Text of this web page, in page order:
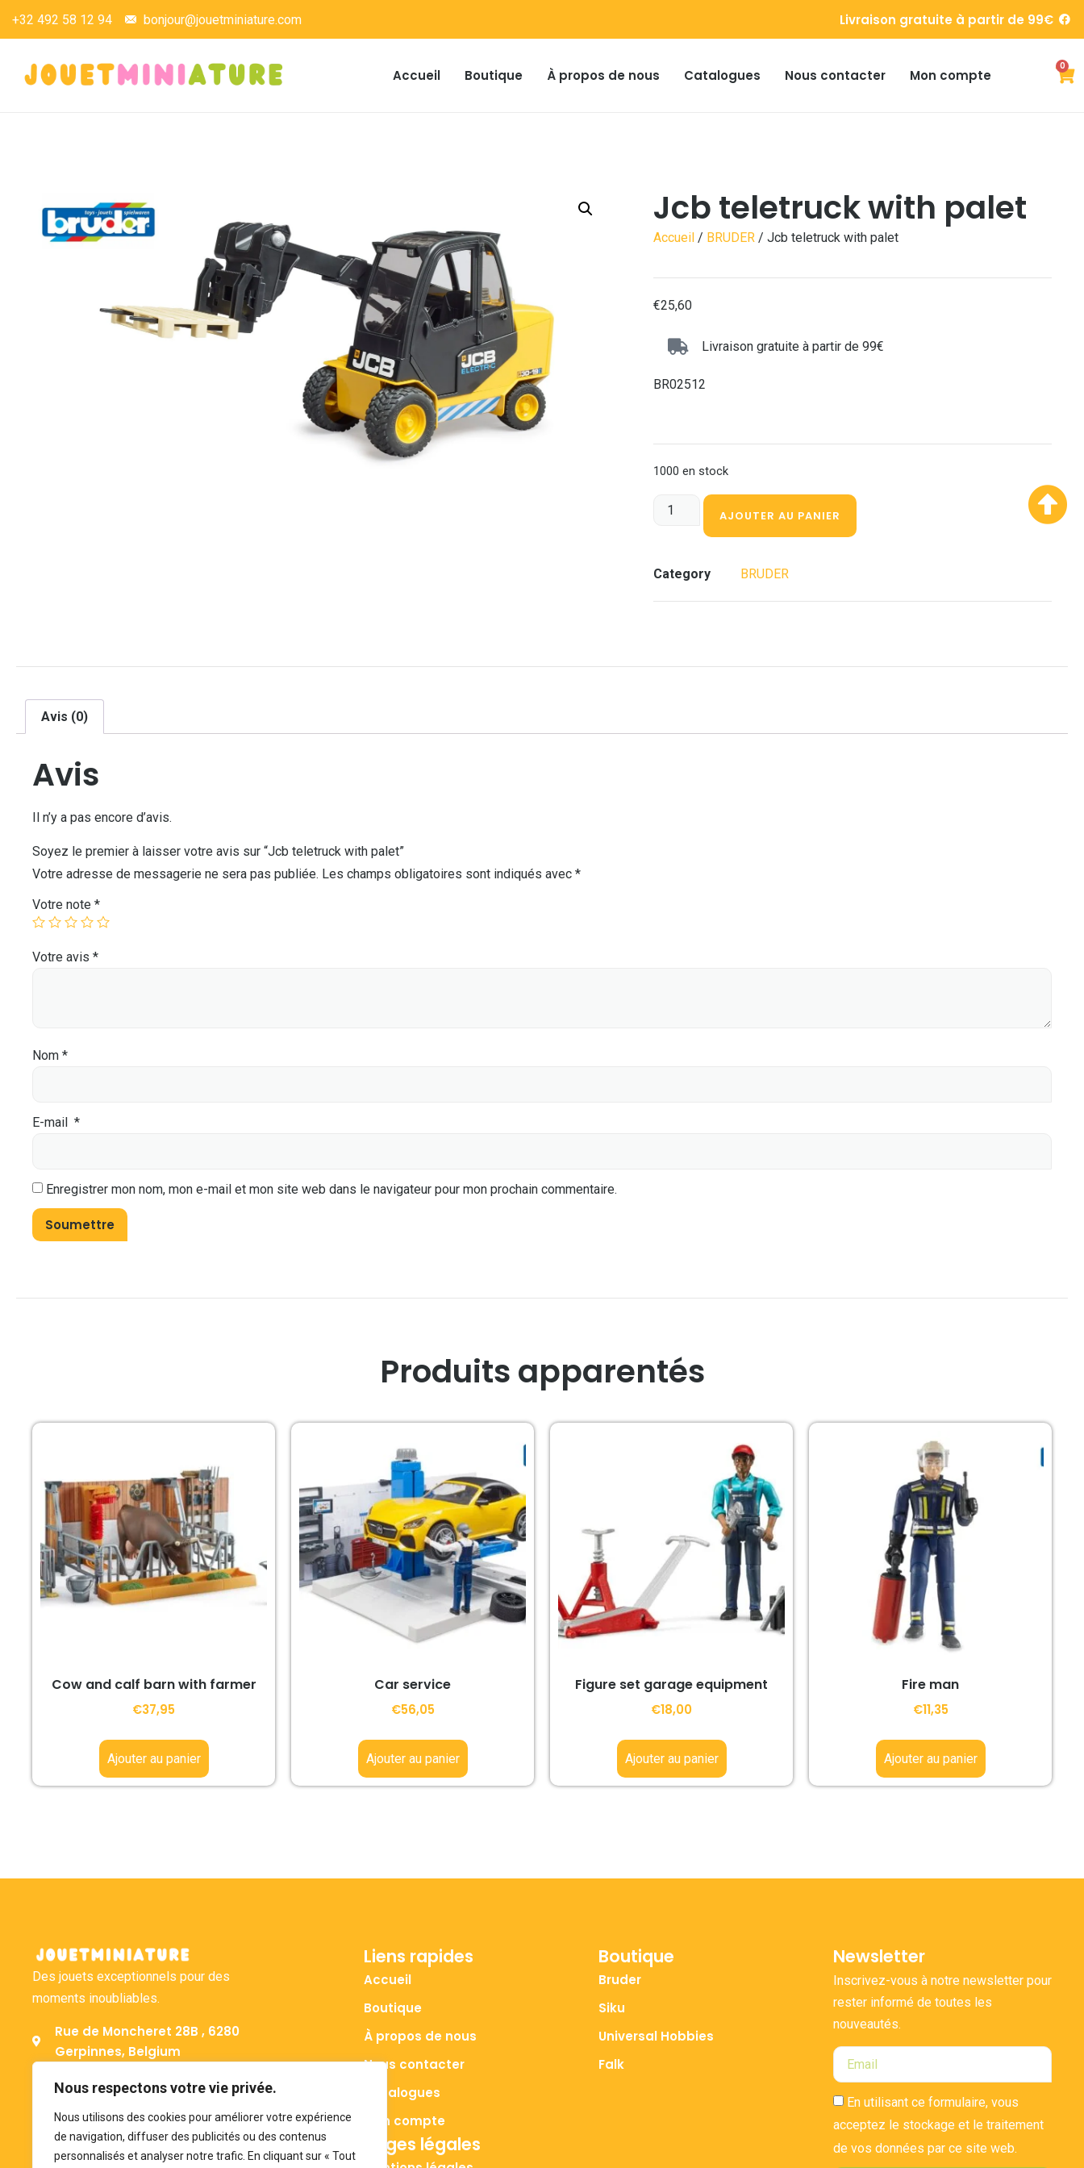
Nous respectons votre vie privée.
Nous utilisons des cookies pour améliorer votre expérience
de navigation, diffuser des publicités ou des contenus
personnalisés et analyser notre trafic. En cliquant sur « Tout
+32 492 58 12 94 bonjour@jouetminiature.com Livraison gratuite à partir de 99€
Accueil Boutique À propos de nous Catalogues Nous contacter Mon compte
0
Jcb teletruck with palet
Accueil / BRUDER / Jcb teletruck with palet
€25,60
Livraison gratuite à partir de 99€
BR02512
1000 en stock
AJOUTER AU PANIER
Category BRUDER
Avis (0)
Avis
Il n’y a pas encore d’avis.
Soyez le premier à laisser votre avis sur “Jcb teletruck with palet”
Votre adresse de messagerie ne sera pas publiée. Les champs obligatoires sont indiqués avec *
Votre note *
Votre avis *
Nom *
E-mail *
Enregistrer mon nom, mon e-mail et mon site web dans le navigateur pour mon prochain commentaire.
Produits apparentés
Cow and calf barn with farmer
€37,95
Ajouter au panier
Car service
€56,05
Ajouter au panier
Figure set garage equipment
€18,00
Ajouter au panier
Fire man
€11,35
Ajouter au panier
Des jouets exceptionnels pour des
moments inoubliables.
Rue de Moncheret 28B , 6280
Gerpinnes, Belgium
bonjour@jouetminiature.com
BE 0793.946.582
Liens rapides
Accueil
Boutique
À propos de nous
Nous contacter
Catalogues
Mon compte
Pages légales
Boutique
Bruder
Siku
Universal Hobbies
Falk
Newsletter
Inscrivez-vous à notre newsletter pour
rester informé de toutes les
nouveautés.
En utilisant ce formulaire, vous
acceptez le stockage et le traitement
de vos données par ce site web.